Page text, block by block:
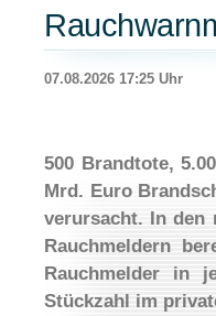
07.08.2026 17:25 Uhr
500 Brandtote,
Mrd. Euro
verursacht. In den
Rauchmeldern
Rauchmelder in
Stückzahl im